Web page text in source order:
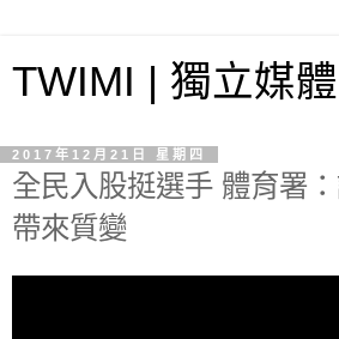
TWIMI | 獨立媒體
2017年12月21日 星期四
全民入股挺選手 體育署
帶來質變